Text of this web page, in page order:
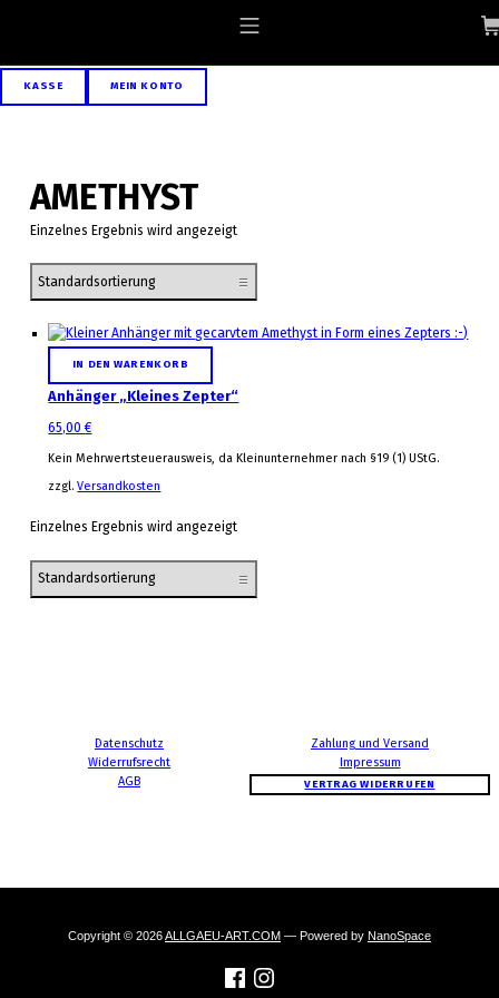
MOBILE MENU
KASSE MEIN KONTO
AMETHYST
Einzelnes Ergebnis wird angezeigt
List of products
IN DEN WARENKORB
Anhänger „Kleines Zepter“
65,00€
Kein Mehrwertsteuerausweis, da Kleinunternehmer nach §19 (1) UStG.
zzgl.Versandkosten
Einzelnes Ergebnis wird angezeigt
Datenschutz
Zahlung und Versand
Widerrufsrecht
Impressum
AGB
VERTRAG WIDERRUFEN
Copyright © 2026ALLGAEU-ART.COM — Powered by NanoSpace